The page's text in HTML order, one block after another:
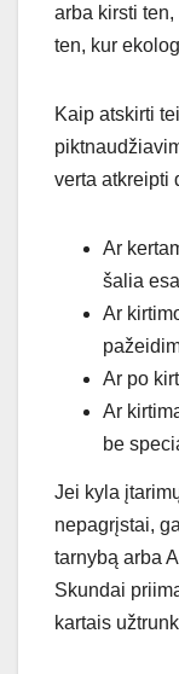
arba kirsti
ten, kur
Kaip atskirti
verta atkreipti
Ar
šalia
Ar
Ar po
Ar
be
Jei kyla
nepagrįstai,
tarnybą arba
Skundai
kartais